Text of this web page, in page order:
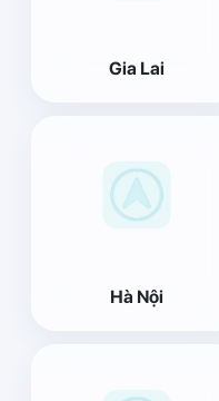
Gia Lai
Hà Nội